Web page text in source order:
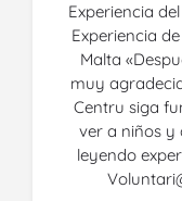
Experiencia
Experiencia
Malta
muy
Centru siga
ver a niños y
leyendo